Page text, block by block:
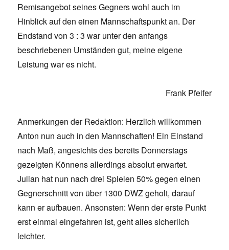
Remisangebot seines Gegners wohl auch im
Hinblick auf den einen Mannschaftspunkt an. Der
Endstand von 3 : 3 war unter den anfangs
beschriebenen Umständen gut, meine eigene
Leistung war es nicht.
Frank Pfeifer
Anmerkungen der Redaktion: Herzlich willkommen
Anton nun auch in den Mannschaften! Ein Einstand
nach Maß, angesichts des bereits Donnerstags
gezeigten Könnens allerdings absolut erwartet.
Julian hat nun nach drei Spielen 50% gegen einen
Gegnerschnitt von über 1300 DWZ geholt, darauf
kann er aufbauen. Ansonsten: Wenn der erste Punkt
erst einmal eingefahren ist, geht alles sicherlich
leichter.